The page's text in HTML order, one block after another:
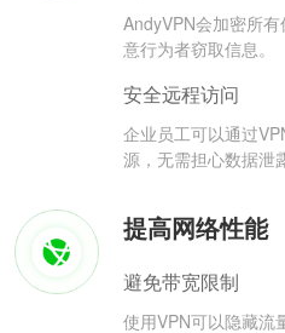
AndyVPN会加密所
意行为者窃取信息。
安全远程访问
企业员工可以通过
源，无需担心数据泄
提高网络性能
避免带宽限制
使用VPN可以隐藏流